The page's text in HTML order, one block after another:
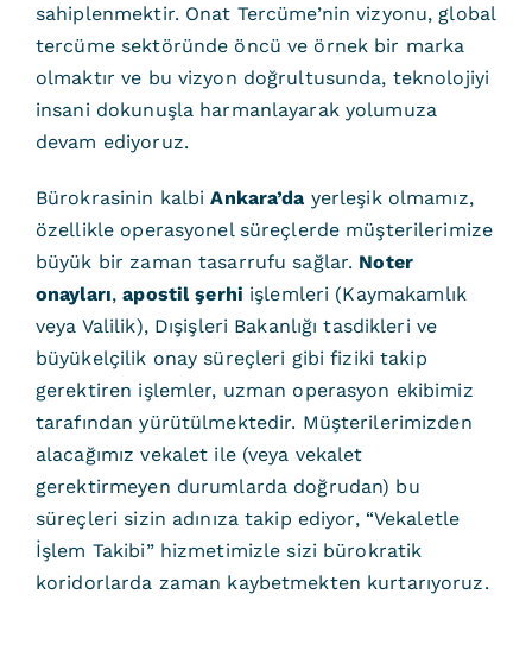
sahiplenmektir. Onat Tercüme’nin vizyonu, global
tercüme sektöründe öncü ve örnek bir marka
olmaktır ve bu vizyon doğrultusunda, teknolojiyi
insani dokunuşla harmanlayarak yolumuza
devam ediyoruz.
Bürokrasinin kalbiAnkara’da yerleşik olmamız,
özellikle operasyonel süreçlerde müşterilerimize
büyük bir zaman tasarrufu sağlar. Noter
onayları,apostil şerhi işlemleri (Kaymakamlık
veya Valilik), Dışişleri Bakanlığı tasdikleri ve
büyükelçilik onay süreçleri gibi fiziki takip
gerektiren işlemler, uzman operasyon ekibimiz
tarafından yürütülmektedir. Müşterilerimizden
alacağımız vekalet ile (veya vekalet
gerektirmeyen durumlarda doğrudan) bu
süreçleri sizin adınıza takip ediyor, “Vekaletle
İşlem Takibi” hizmetimizle sizi bürokratik
koridorlarda zaman kaybetmekten kurtarıyoruz.